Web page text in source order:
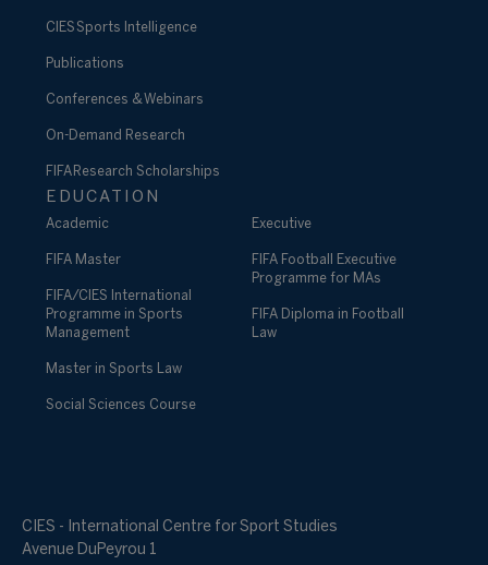
CIES Sports Intelligence
Publications
Conferences & Webinars
On-Demand Research
FIFA Research Scholarships
EDUCATION
Academic
FIFA Master
FIFA/CIES International
Programme in Sports
Management
Master in Sports Law
Social Sciences Course
Executive
FIFA Football Executive
Programme for MAs
FIFA Diploma in Football
Law
CIES - International Centre for Sport Studies
Avenue DuPeyrou 1